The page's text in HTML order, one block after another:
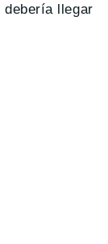
debería llegar